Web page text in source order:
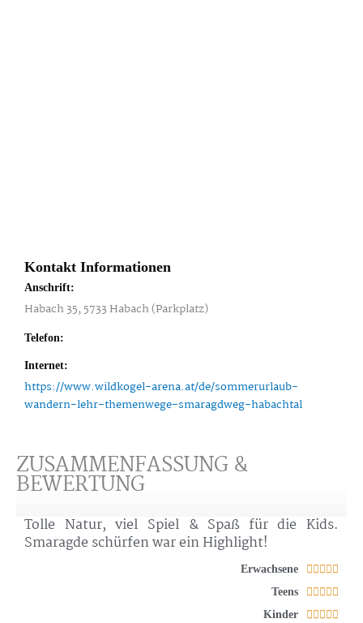
Kontakt Informationen
Anschrift:
Habach 35, 5733 Habach (Parkplatz)
Telefon:
Internet:
https://www.wildkogel-arena.at/de/sommerurlaub-
wandern-lehr-themenwege-smaragdweg-habachtal
ZUSAMMENFASSUNG &
BEWERTUNG
Tolle Natur, viel Spiel & Spaß für die Kids.
Smaragde schürfen war ein Highlight!
Erwachsene     
Teens     
Kinder     